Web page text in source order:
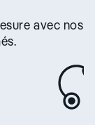
avec nos